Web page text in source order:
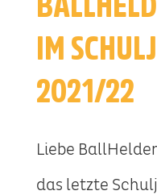
IM
2021/22
Liebe
das letzte